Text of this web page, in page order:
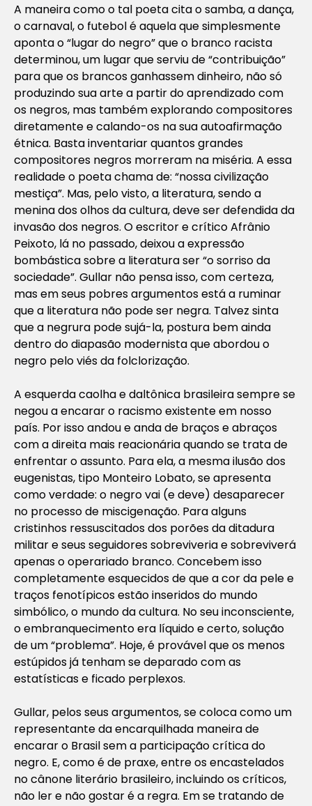
A maneira como o tal poeta cita o samba, a dança,
o carnaval, o futebol é aquela que simplesmente
aponta o “lugar do negro” que o branco racista
determinou, um lugar que serviu de “contribuição”
para que os brancos ganhassem dinheiro, não só
produzindo sua arte a partir do aprendizado com
os negros, mas também explorando compositores
diretamente e calando-os na sua autoafirmação
étnica. Basta inventariar quantos grandes
compositores negros morreram na miséria. A essa
realidade o poeta chama de: “nossa civilização
mestiça”. Mas, pelo visto, a literatura, sendo a
menina dos olhos da cultura, deve ser defendida da
invasão dos negros. O escritor e crítico Afrânio
Peixoto, lá no passado, deixou a expressão
bombástica sobre a literatura ser “o sorriso da
sociedade”. Gullar não pensa isso, com certeza,
mas em seus pobres argumentos está a ruminar
que a literatura não pode ser negra. Talvez sinta
que a negrura pode sujá-la, postura bem ainda
dentro do diapasão modernista que abordou o
negro pelo viés da folclorização.
A esquerda caolha e daltônica brasileira sempre se
negou a encarar o racismo existente em nosso
país. Por isso andou e anda de braços e abraços
com a direita mais reacionária quando se trata de
enfrentar o assunto. Para ela, a mesma ilusão dos
eugenistas, tipo Monteiro Lobato, se apresenta
como verdade: o negro vai (e deve) desaparecer
no processo de miscigenação. Para alguns
cristinhos ressuscitados dos porões da ditadura
militar e seus seguidores sobreviveria e sobreviverá
apenas o operariado branco. Concebem isso
completamente esquecidos de que a cor da pele e
traços fenotípicos estão inseridos do mundo
simbólico, o mundo da cultura. No seu inconsciente,
o embranquecimento era líquido e certo, solução
de um “problema”. Hoje, é provável que os menos
estúpidos já tenham se deparado com as
estatísticas e ficado perplexos.
Gullar, pelos seus argumentos, se coloca como um
representante da encarquilhada maneira de
encarar o Brasil sem a participação crítica do
negro. E, como é de praxe, entre os encastelados
no cânone literário brasileiro, incluindo os críticos,
não ler e não gostar é a regra. Em se tratando de